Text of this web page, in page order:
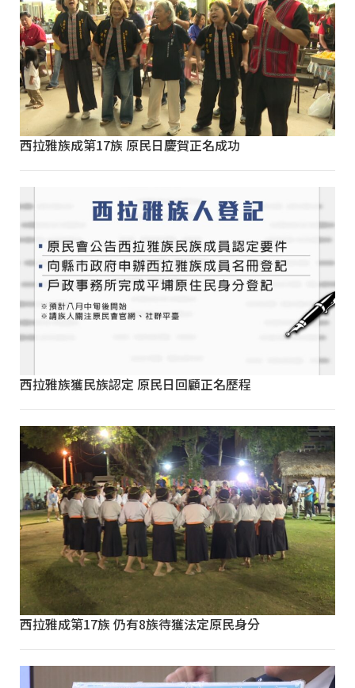
西拉雅族成第17族 原民日慶賀正名成功
西拉雅族獲民族認定 原民日回顧正名歷程
西拉雅成第17族 仍有8族待獲法定原民身分